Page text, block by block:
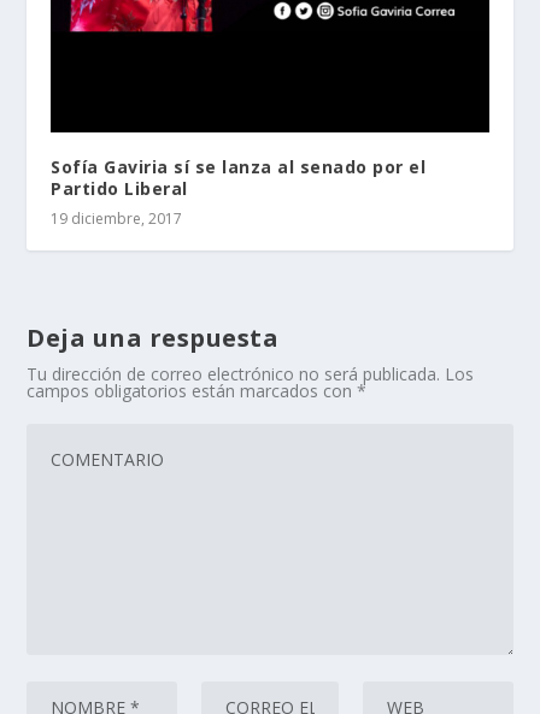
Sofía Gaviria sí se lanza al senado por el
Partido Liberal
19 diciembre, 2017
Deja una respuesta
Tu dirección de correo electrónico no será publicada. Los
campos obligatorios están marcados con*